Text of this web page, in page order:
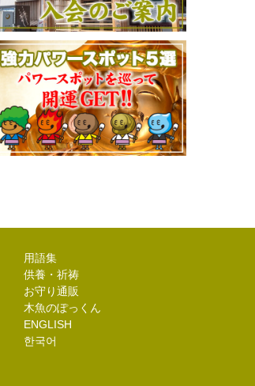
用語集
供養・祈祷
お守り通販
木魚のぽっくん
ENGLISH
한국어